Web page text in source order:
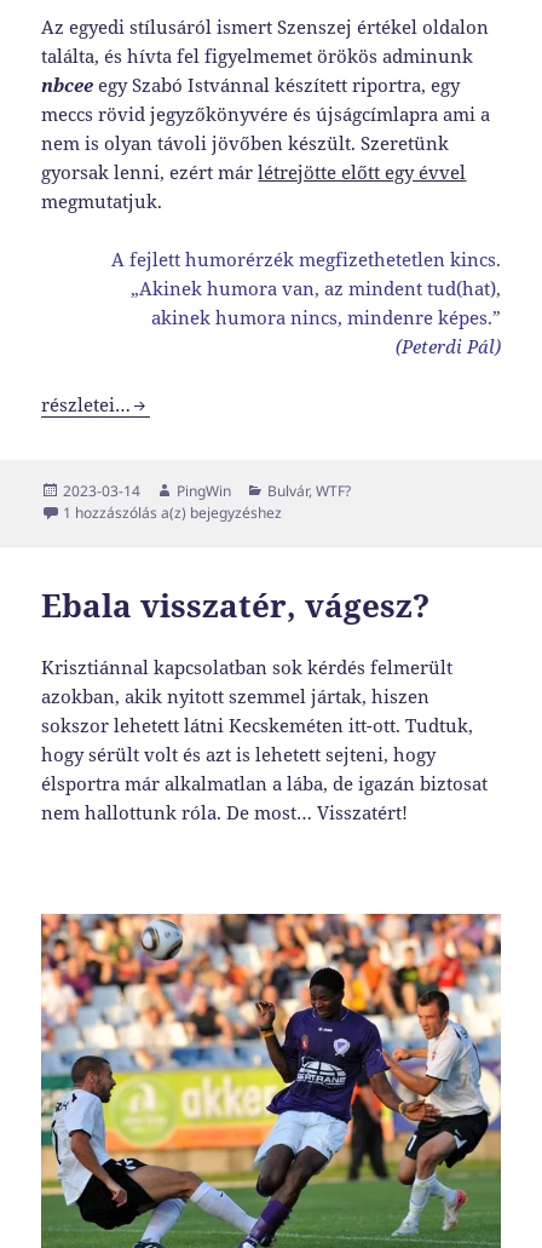
Az egyedi stílusáról ismert Szenszej értékel oldalon
találta, és hívta fel figyelmemet örökös adminunk
nbcee egy Szabó Istvánnal készített riportra, egy
meccs rövid jegyzőkönyvére és újságcímlapra ami a
nem is olyan távoli jövőben készült. Szeretünk
gyorsak lenni, ezért márlétrejötte előtt egy évvel
megmutatjuk.
A fejlett humorérzék megfizethetetlen kincs.
„Akinek humora van, az mindent tud(hat),
akinek humora nincs, mindenre képes.”
(Peterdi Pál)
Egy év múlva ilyenkor … avagy vissza a jövőbe.
részletei…
Közzétéve
2023-03-14 Szerző
PingWin Kategória
Bulvár,WTF?
1 hozzászólás a(z) Egy év múlva ilyenkor … avagy vissza a jövőbe.
bejegyzéshez
Ebala visszatér, vágesz?
Krisztiánnal kapcsolatban sok kérdés felmerült
azokban, akik nyitott szemmel jártak, hiszen
sokszor lehetett látni Kecskeméten itt-ott. Tudtuk,
hogy sérült volt és azt is lehetett sejteni, hogy
élsportra már alkalmatlan a lába, de igazán biztosat
nem hallottunk róla. De most… Visszatért!